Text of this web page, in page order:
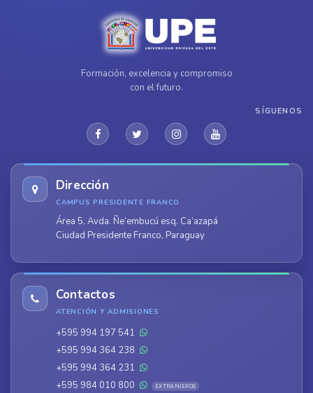
Formación, excelencia y compromiso
con el futuro.
SÍGUENOS
Dirección
CAMPUS PRESIDENTE FRANCO
Área 5, Avda. Ñe’embucú esq. Ca’azapá
Ciudad Presidente Franco, Paraguay
Contactos
ATENCIÓN Y ADMISIONES
+595 994 197 541
+595 994 364 238
+595 994 364 231
+595 984 010 800
EXTRANJEROS